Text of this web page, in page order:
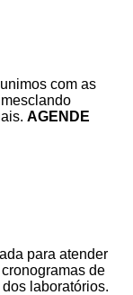
com as
AGENDE
para atender
de
laboratórios.